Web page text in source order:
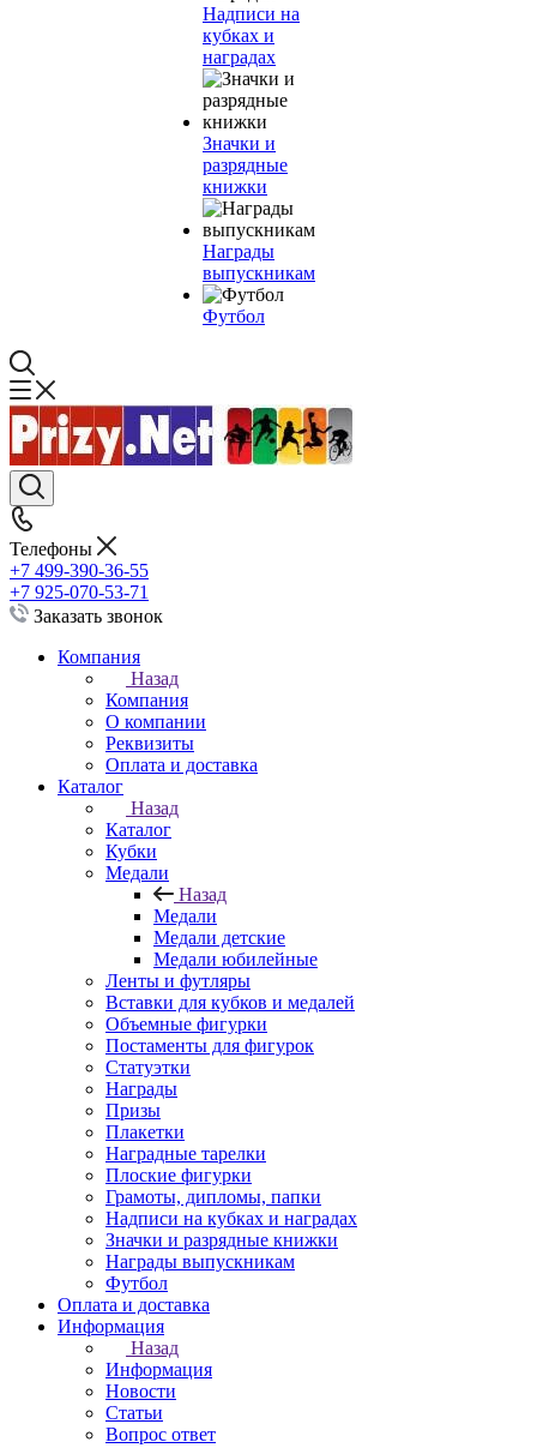
Надписи на
кубках и
наградах
Значки и
разрядные
книжки
Награды
выпускникам
Футбол
Телефоны
+7 499-390-36-55
+7 925-070-53-71
Заказать звонок
Компания
Назад
Компания
О компании
Реквизиты
Оплата и доставка
Каталог
Назад
Каталог
Кубки
Медали
Назад
Медали
Медали детские
Медали юбилейные
Ленты и футляры
Вставки для кубков и медалей
Объемные фигурки
Постаменты для фигурок
Статуэтки
Награды
Призы
Плакетки
Наградные тарелки
Плоские фигурки
Грамоты, дипломы, папки
Надписи на кубках и наградах
Значки и разрядные книжки
Награды выпускникам
Футбол
Оплата и доставка
Информация
Назад
Информация
Новости
Статьи
Вопрос ответ